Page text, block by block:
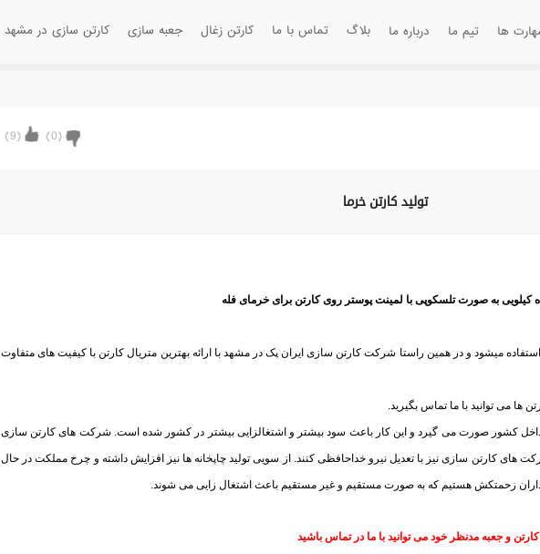
ها تیم ما درباره ما بلاگ تماس با ما کارتن زغال جعبه سازی کارتن سازی در مشهد
(
9
) (
0
)
تولید کارتن خرما
به صورت تلسکوپی با لمینت پوستر روی کارتن برای خرمای فله
خرمای فله از کارتن های 5 و 10 کیلویی استفاده میشود و در همین راستا شرکت کارتن سازی ایران پک در مشهد با ارائه بهترین متریال کارتن با کیفیت های متفاوت
کشور صورت می گیرد و این کار باعث سود بیشتر و اشتغالزایی بیشتر در کشور شده است. شرکت های کارتن سازی
های کارتن سازی نیز با تعدیل نیرو خداحافظی کنند. از سویی تولید چاپخانه ها نیز افزایش داشته و چرخ مملکت در حال
زحمتکش هستیم که به صورت مستقیم و غیر مستقیم باعث اشتغال زایی می شوند.
و جعبه مدنظر خود می توانید با ما در تماس باشید